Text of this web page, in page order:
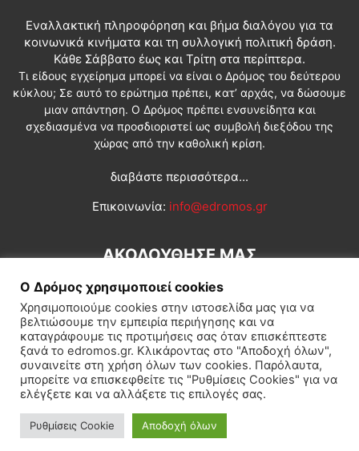
Εναλλακτική πληροφόρηση και βήμα διαλόγου για τα
κοινωνικά κινήματα και τη συλλογική πολιτική δράση.
Κάθε Σάββατο έως και Τρίτη στα περίπτερα.
Τι είδους εγχείρημα μπορεί να είναι ο Δρόμος του δεύτερου
κύκλου; Σε αυτό το ερώτημα πρέπει, κατ’ αρχάς, να δώσουμε
μιαν απάντηση. Ο Δρόμος πρέπει ενσυνείδητα και
σχεδιασμένα να προσδιοριστεί ως συμβολή διεξόδου της
χώρας από την καθολική κρίση.
διαβάστε περισσότερα...
Επικοινωνία: info@edromos.gr
ΑΚΟΛΟΥΘΗΣΕ ΜΑΣ
Εγγραφή συνδρομητή Πολιτική Διεθνή Κοινωνία
Πολιτισμός Αφιερώματα
© Δρόμος της Αριστεράς
Ο Δρόμος χρησιμοποιεί cookies
Χρησιμοποιούμε cookies στην ιστοσελίδα μας για να
βελτιώσουμε την εμπειρία περιήγησης και να
καταγράφουμε τις προτιμήσεις σας όταν επισκέπτεστε
ξανά το edromos.gr. Κλικάροντας στο "Αποδοχή όλων",
συναινείτε στη χρήση όλων των cookies. Παρόλαυτα,
μπορείτε να επισκεφθείτε τις "Ρυθμίσεις Cookies" για να
ελέγξετε και να αλλάξετε τις επιλογές σας.
Ρυθμίσεις Cookie Αποδοχή όλων